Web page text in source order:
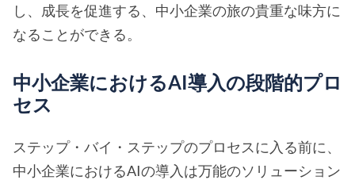
し、成長を促進する、中小企業の旅の貴重な味方に
なることができる。
中小企業におけるAI導入の段階的プロ
セス
ステップ・バイ・ステップのプロセスに入る前に、
中小企業におけるAIの導入は万能のソリューション